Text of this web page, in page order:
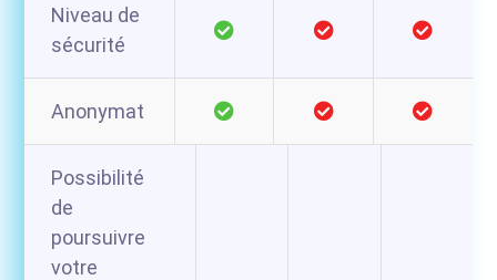
Niveau de
sécurité
Anonymat
Possibilité
de
poursuivre
votre